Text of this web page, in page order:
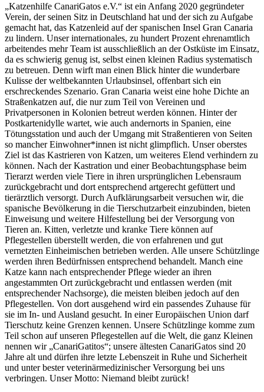
„Katzenhilfe CanariGatos e.V.“ ist ein Anfang 2020 gegründeter
Verein, der seinen Sitz in Deutschland hat und der sich zu Aufgabe
gemacht hat, das Katzenleid auf der spanischen Insel Gran Canaria
zu lindern. Unser internationales, zu hundert Prozent ehrenamtlich
arbeitendes mehr Team ist ausschließlich an der Ostküste im Einsatz,
da es schwierig genug ist, selbst einen kleinen Radius systematisch
zu betreuen. Denn wirft man einen Blick hinter die wunderbare
Kulisse der weltbekannten Urlaubsinsel, offenbart sich ein
erschreckendes Szenario. Gran Canaria weist eine hohe Dichte an
Straßenkatzen auf, die nur zum Teil von Vereinen und
Privatpersonen in Kolonien betreut werden können. Hinter der
Postkartenidylle wartet, wie auch andernorts in Spanien, eine
Tötungsstation und auch der Umgang mit Straßentieren von Seiten
so mancher Einwohner*innen ist nicht glimpflich. Unser oberstes
Ziel ist das Kastrieren von Katzen, um weiteres Elend verhindern zu
können. Nach der Kastration und einer Beobachtungsphase beim
Tierarzt werden viele Tiere in ihren ursprünglichen Lebensraum
zurückgebracht und dort entsprechend artgerecht gefüttert und
tierärztlich versorgt. Durch Aufklärungsarbeit versuchen wir, die
spanische Bevölkerung in die Tierschutzarbeit einzubinden, bieten
Einweisung und weitere Hilfestellung bei der Versorgung von
Tieren an. Kitten, verletzte und kranke Tiere können auf
Pflegestellen überstellt werden, die von erfahrenen und gut
vernetzten Einheimischen betrieben werden. Alle unsere Schützlinge
werden ihren Bedürfnissen entsprechend behandelt. Manch eine
Katze kann nach entsprechender Pflege wieder an ihren
angestammten Ort zurückgebracht und entlassen werden (mit
entsprechender Nachsorge), die meisten bleiben jedoch auf den
Pflegestellen. Von dort ausgehend wird ein passendes Zuhause für
sie im In- und Ausland gesucht. In einer Europäischen Union darf
Tierschutz keine Grenzen kennen. Unsere Schützlinge komme zum
Teil schon auf unseren Pflegestellen auf die Welt, die ganz Kleinen
nennen wir „CanariGatitos“; unsere ältesten CanariGatos sind 20
Jahre alt und dürfen ihre letzte Lebenszeit in Ruhe und Sicherheit
und unter bester veterinärmedizinischer Versorgung bei uns
verbringen. Unser Motto: Niemand bleibt zurück!